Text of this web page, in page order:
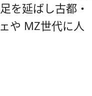
を延ばし古都・
や MZ世代に人